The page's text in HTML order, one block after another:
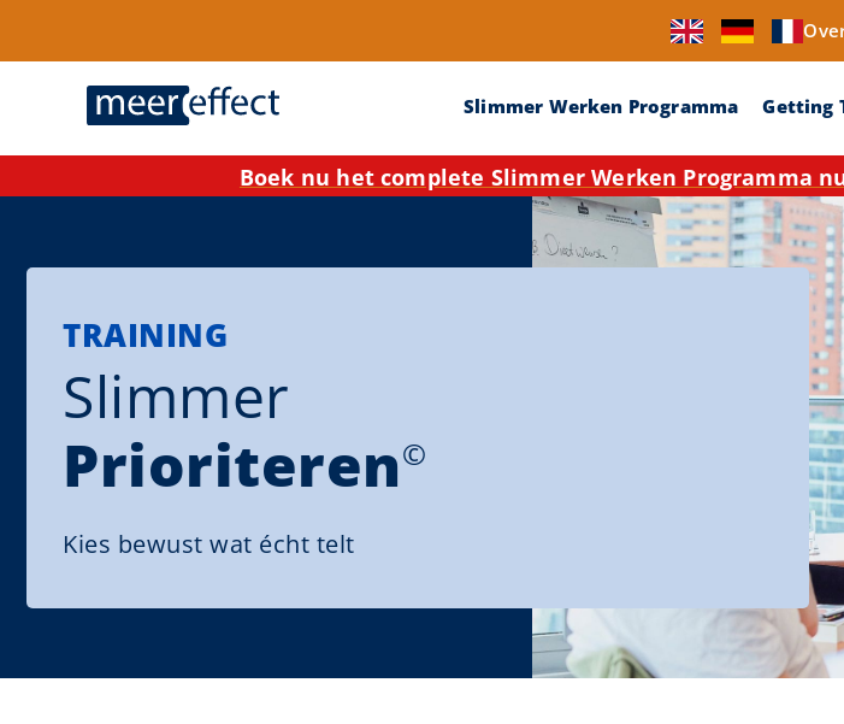
Slimmer Werken Programma Getting
Boek nu het complete Slimmer Werken Programma
TRAINING
Slimmer
Prioriteren©
Kies bewust wat écht telt